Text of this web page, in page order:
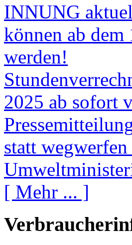
INNUNG
können ab dem
werden!
2025 ab sofort
statt
[ Mehr ... ]